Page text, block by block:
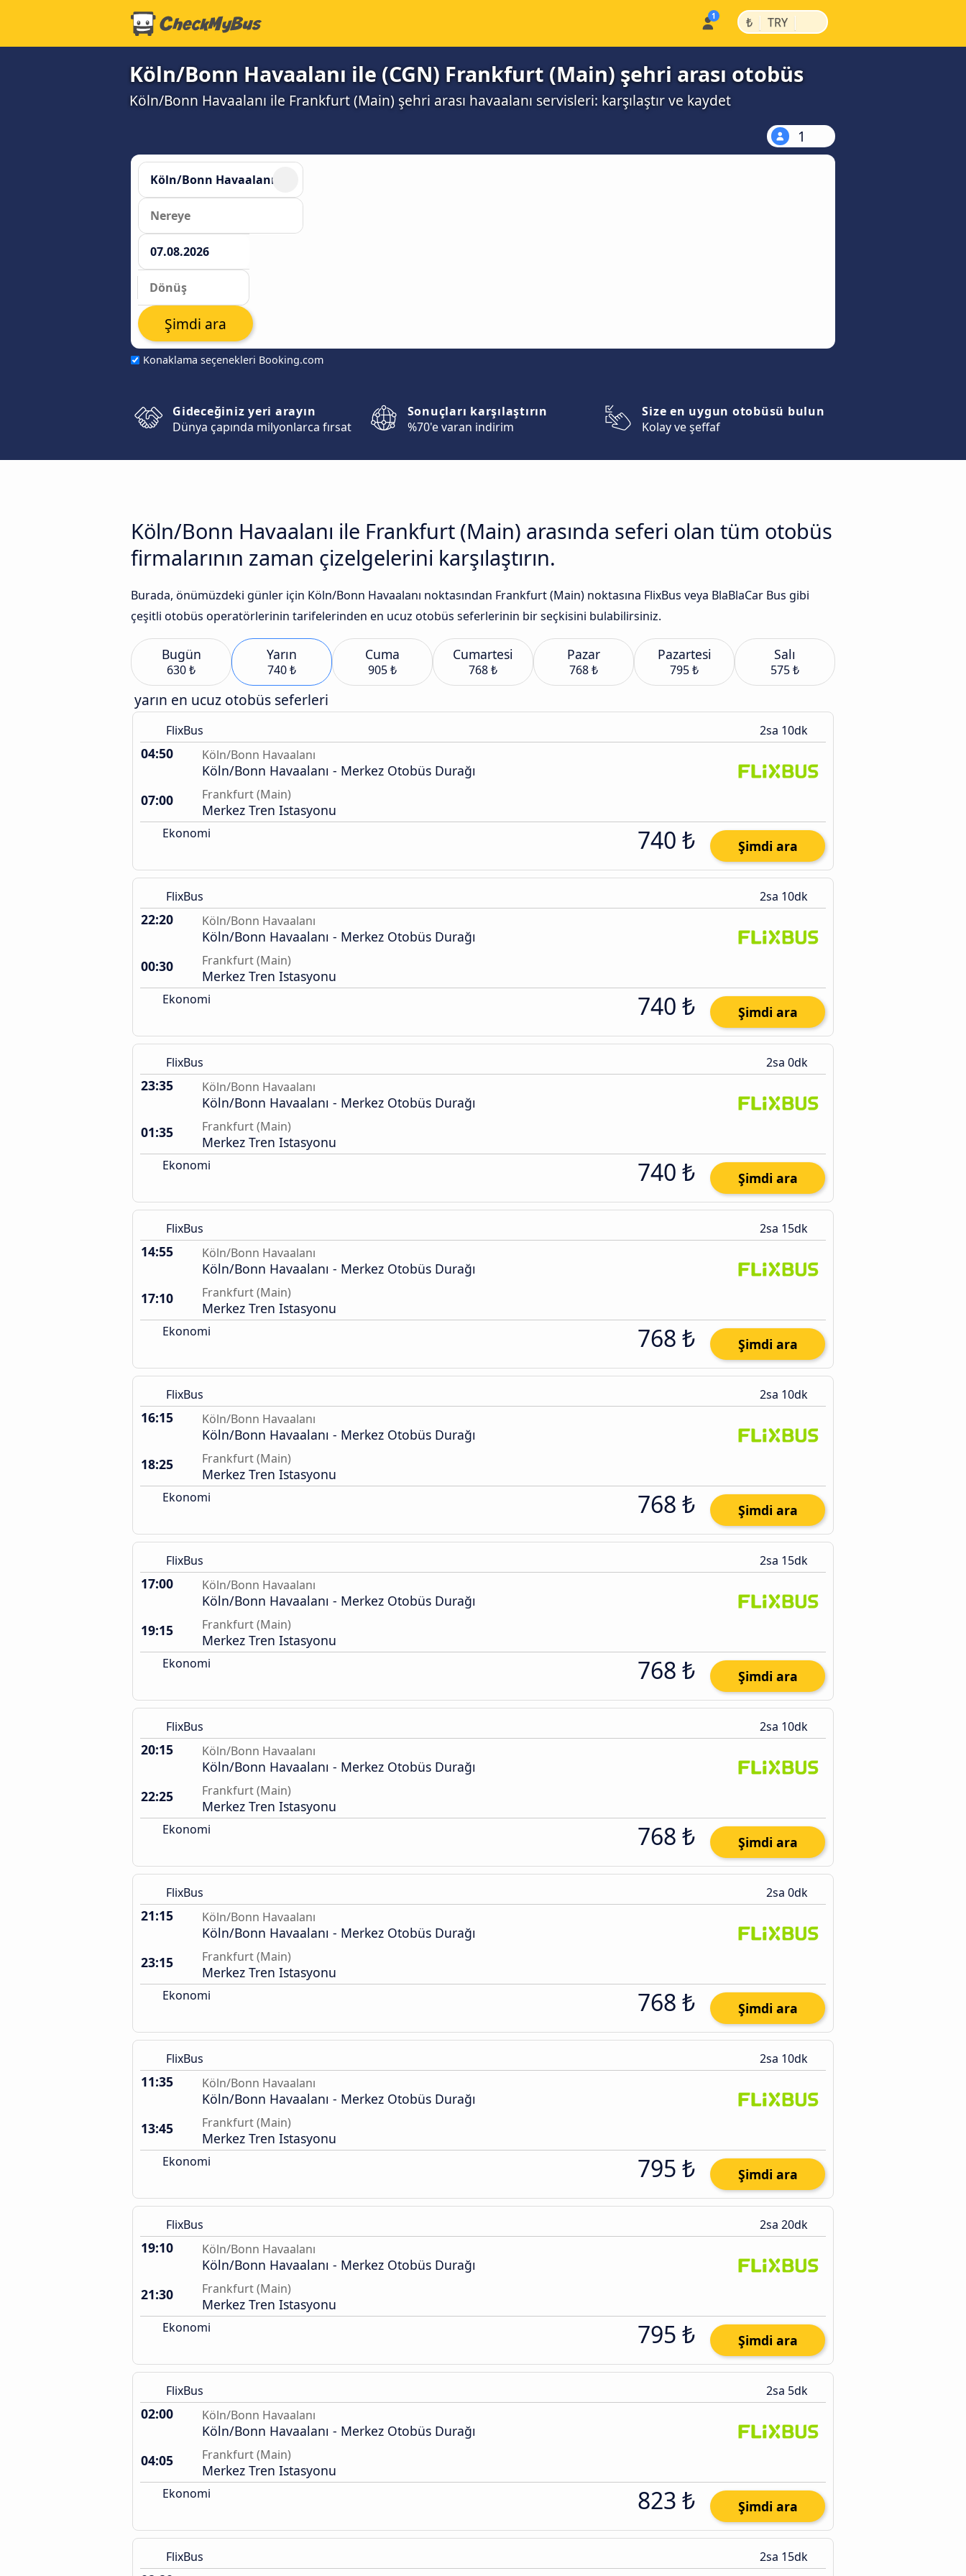
₺ | TRY |
Köln/Bonn Havaalanı ile (CGN) Frankfurt (Main) şehri arası otobüs
Köln/Bonn Havaalanı ile Frankfurt (Main) şehri arası havaalanı servisleri: karşılaştır ve kaydet
1
Konaklama seçenekleri Booking.com
Şimdi ara
Gideceğiniz yeri arayın
Dünya çapında milyonlarca fırsat
Sonuçları karşılaştırın
%70'e varan indirim
Size en uygun otobüsü bulun
Kolay ve şeffaf
Köln/Bonn Havaalanı ile Frankfurt (Main) arasında seferi olan tüm otobüs
firmalarının zaman çizelgelerini karşılaştırın.
Burada, önümüzdeki günler için Köln/Bonn Havaalanı noktasından Frankfurt (Main) noktasına FlixBus veya BlaBlaCar Bus gibi
çeşitli otobüs operatörlerinin tarifelerinden en ucuz otobüs seferlerinin bir seçkisini bulabilirsiniz.
Bugün
630 ₺
Yarın
740 ₺
Cuma
905 ₺
Cumartesi
768 ₺
Pazar
768 ₺
Pazartesi
795 ₺
Salı
575 ₺
yarın en ucuz otobüs seferleri
FlixBus 2sa 10dk
04:50 Köln/Bonn Havaalanı
Köln/Bonn Havaalanı - Merkez Otobüs Durağı
07:00
Frankfurt (Main)
Merkez Tren Istasyonu
Ekonomi 740 ₺ Şimdi ara
FlixBus 2sa 10dk
22:20 Köln/Bonn Havaalanı
Köln/Bonn Havaalanı - Merkez Otobüs Durağı
00:30
Frankfurt (Main)
Merkez Tren Istasyonu
Ekonomi 740 ₺ Şimdi ara
FlixBus 2sa 0dk
23:35 Köln/Bonn Havaalanı
Köln/Bonn Havaalanı - Merkez Otobüs Durağı
01:35
Frankfurt (Main)
Merkez Tren Istasyonu
Ekonomi 740 ₺ Şimdi ara
FlixBus 2sa 15dk
14:55 Köln/Bonn Havaalanı
Köln/Bonn Havaalanı - Merkez Otobüs Durağı
17:10
Frankfurt (Main)
Merkez Tren Istasyonu
Ekonomi 768 ₺ Şimdi ara
FlixBus 2sa 10dk
16:15 Köln/Bonn Havaalanı
Köln/Bonn Havaalanı - Merkez Otobüs Durağı
18:25
Frankfurt (Main)
Merkez Tren Istasyonu
Ekonomi 768 ₺ Şimdi ara
FlixBus 2sa 15dk
17:00 Köln/Bonn Havaalanı
Köln/Bonn Havaalanı - Merkez Otobüs Durağı
19:15
Frankfurt (Main)
Merkez Tren Istasyonu
Ekonomi 768 ₺ Şimdi ara
FlixBus 2sa 10dk
20:15 Köln/Bonn Havaalanı
Köln/Bonn Havaalanı - Merkez Otobüs Durağı
22:25
Frankfurt (Main)
Merkez Tren Istasyonu
Ekonomi 768 ₺ Şimdi ara
FlixBus 2sa 0dk
21:15 Köln/Bonn Havaalanı
Köln/Bonn Havaalanı - Merkez Otobüs Durağı
23:15
Frankfurt (Main)
Merkez Tren Istasyonu
Ekonomi 768 ₺ Şimdi ara
FlixBus 2sa 10dk
11:35 Köln/Bonn Havaalanı
Köln/Bonn Havaalanı - Merkez Otobüs Durağı
13:45
Frankfurt (Main)
Merkez Tren Istasyonu
Ekonomi 795 ₺ Şimdi ara
FlixBus 2sa 20dk
19:10 Köln/Bonn Havaalanı
Köln/Bonn Havaalanı - Merkez Otobüs Durağı
21:30
Frankfurt (Main)
Merkez Tren Istasyonu
Ekonomi 795 ₺ Şimdi ara
FlixBus 2sa 5dk
02:00 Köln/Bonn Havaalanı
Köln/Bonn Havaalanı - Merkez Otobüs Durağı
04:05
Frankfurt (Main)
Merkez Tren Istasyonu
Ekonomi 823 ₺ Şimdi ara
FlixBus 2sa 15dk